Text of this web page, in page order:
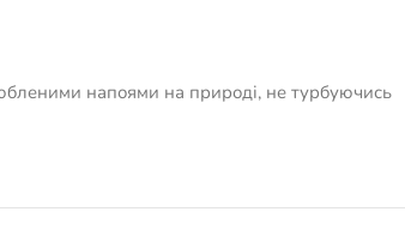
напоями на природі, не турбуючись